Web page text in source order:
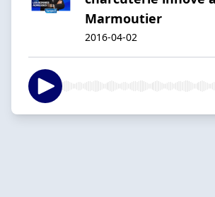
Marmoutier
2016-04-02